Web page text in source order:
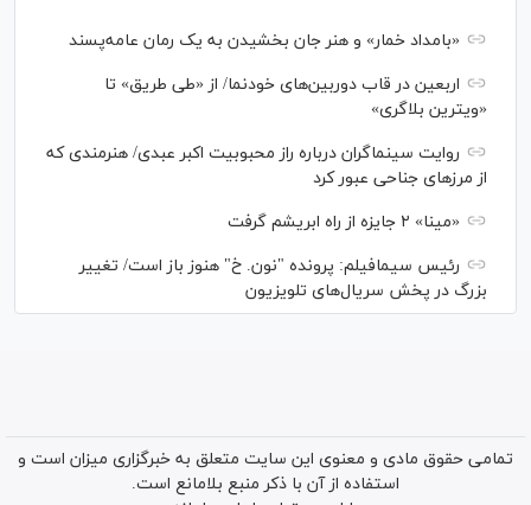
«بامداد خمار» و هنر جان بخشیدن به یک رمان عامه‌پسند
اربعین در قاب دوربین‌های خودنما/ از «طی طریق» تا
«ویترین بلاگری»
روایت سینماگران درباره راز محبوبیت اکبر عبدی/ هنرمندی که
از مرزهای جناحی عبور کرد
«مینا» ۲ جایزه از راه ابریشم گرفت
رئیس سیمافیلم: پرونده "نون. خ" هنوز باز است/ تغییر
بزرگ در پخش سریال‌های تلویزیون
تمامی حقوق مادی و معنوی این سایت متعلق به خبرگزاری میزان است و
استفاده از آن با ذکر منبع بلامانع است.